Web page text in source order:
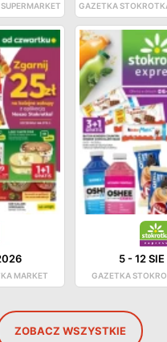
GAZETKA
MARKET
5-12
GAZETKA
ZOBACZ WSZYSTKIE